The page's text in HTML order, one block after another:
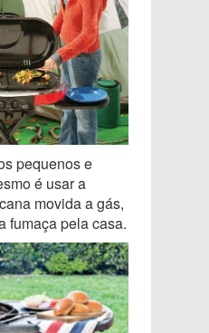
pequenos e
é usar a
movida a gás,
fumaça pela casa.